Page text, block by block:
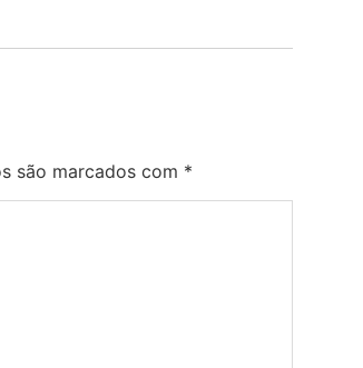
são marcados com *